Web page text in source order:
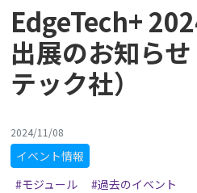
EdgeTech+
出展のお知ら
テック社）
2024/11/08
イベント情報
#モジュール
#過去のイベント